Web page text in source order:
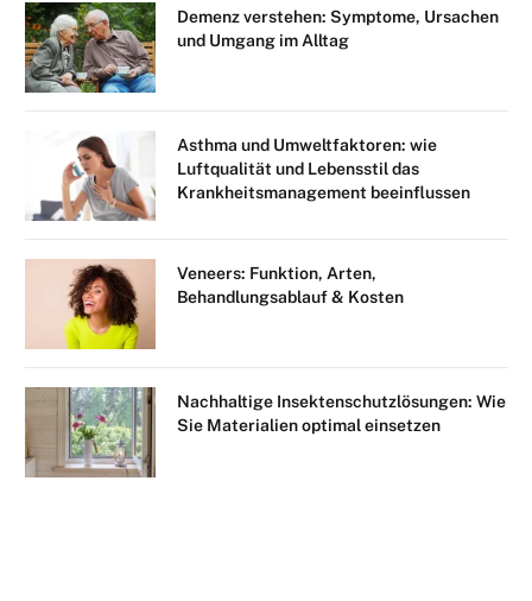
Demenz verstehen: Symptome, Ursachen
und Umgang im Alltag
Asthma und Umweltfaktoren: wie
Luftqualität und Lebensstil das
Krankheitsmanagement beeinflussen
Veneers: Funktion, Arten,
Behandlungsablauf & Kosten
Nachhaltige Insektenschutzlösungen: Wie
Sie Materialien optimal einsetzen